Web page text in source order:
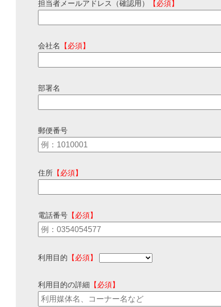
担当者メールアドレス（確認用） 【必須】
会社名 【必須】
部署名
郵便番号
住所 【必須】
電話番号 【必須】
利用目的 【必須】
利用目的の詳細 【必須】